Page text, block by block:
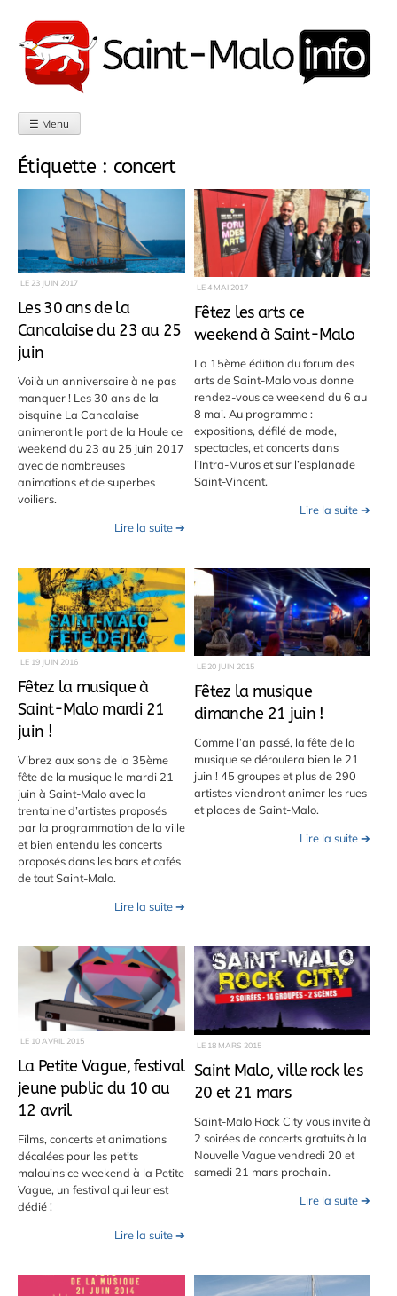
au
contenu
☰ Menu
Étiquette : concert
LE 23 JUIN 2017
Les 30 ans de la
Cancalaise du 23 au 25
juin
Voilà un anniversaire à ne pas
manquer ! Les 30 ans de la
bisquine La Cancalaise
animeront le port de la Houle ce
weekend du 23 au 25 juin 2017
avec de nombreuses
animations et de superbes
voiliers.
Lire la suite ➔
LE4 MAI 2017
Fêtez les arts ce
weekend à Saint-Malo
La 15ème édition du forum des
arts de Saint-Malo vous donne
rendez-vous ce weekend du 6 au
8 mai. Au programme :
expositions, défilé de mode,
spectacles, et concerts dans
l’Intra-Muros et sur l’esplanade
Saint-Vincent.
Lire la suite ➔
LE 19 JUIN 2016
Fêtez la musique à
Saint-Malo mardi 21
juin !
Vibrez aux sons de la 35ème
fête de la musique le mardi 21
juin à Saint-Malo avec la
trentaine d’artistes proposés
par la programmation de la ville
et bien entendu les concerts
proposés dans les bars et cafés
de tout Saint-Malo.
Lire la suite ➔
LE 20 JUIN 2015
Fêtez la musique
dimanche 21 juin !
Comme l’an passé, la fête de la
musique se déroulera bien le 21
juin ! 45 groupes et plus de 290
artistes viendront animer les rues
et places de Saint-Malo.
Lire la suite ➔
LE 10 AVRIL 2015
La Petite Vague, festival
jeune public du 10 au
12 avril
Films, concerts et animations
décalées pour les petits
malouins ce weekend à la Petite
Vague, un festival qui leur est
dédié !
Lire la suite ➔
LE 18 MARS 2015
Saint Malo, ville rock les
20 et 21 mars
Saint-Malo Rock City vous invite à
2 soirées de concerts gratuits à la
Nouvelle Vague vendredi 20 et
samedi 21 mars prochain.
Lire la suite ➔